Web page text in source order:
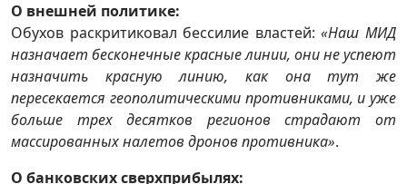
О внешней политике:
Обухов раскритиковал бессилие властей:«Наш МИД
назначает бесконечные красные линии, они не успеют
назначить красную линию, как она тут же
пересекается геополитическими противниками, и уже
больше трех десятков регионов страдают от
массированных налетов дронов противника».
О банковских сверхприбылях: